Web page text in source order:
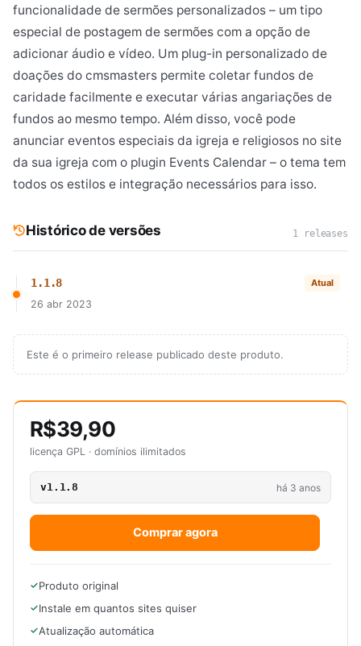
funcionalidade de sermões personalizados – um tipo
especial de postagem de sermões com a opção de
adicionar áudio e vídeo. Um plug-in personalizado de
doações do cmsmasters permite coletar fundos de
caridade facilmente e executar várias angariações de
fundos ao mesmo tempo. Além disso, você pode
anunciar eventos especiais da igreja e religiosos no site
da sua igreja com o plugin Events Calendar – o tema tem
todos os estilos e integração necessários para isso.
Histórico de versões 1 releases
1.1.8 Atual
26 abr 2023
Este é o primeiro release publicado deste produto.
R$39,90
licença GPL · domínios ilimitados
v1.1.8 há 3 anos
Comprar agora
Produto original
Instale em quantos sites quiser
Atualização automática